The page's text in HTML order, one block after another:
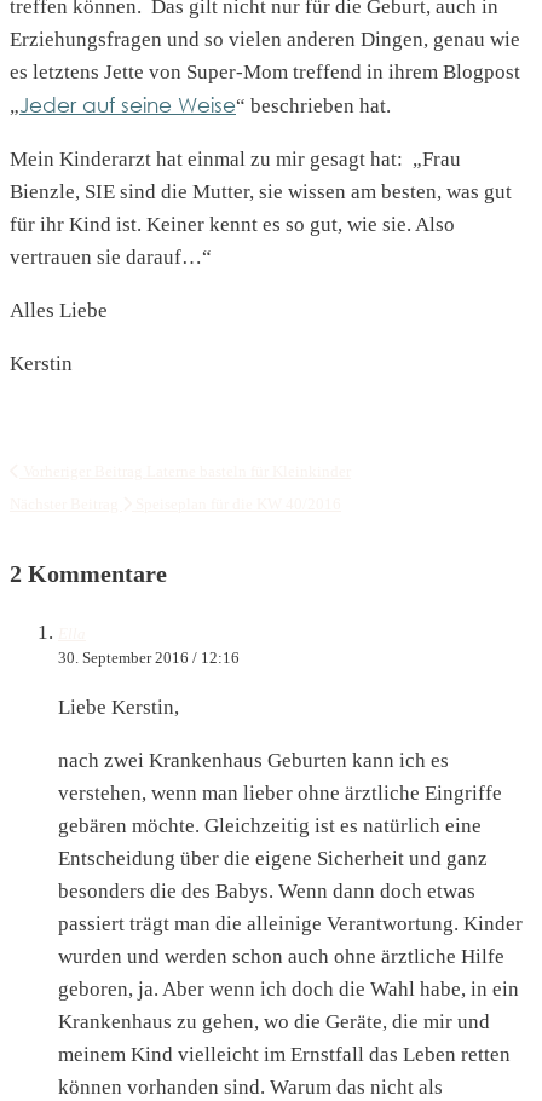
treffen können. Das gilt nicht nur für die Geburt, auch in
Erziehungsfragen und so vielen anderen Dingen, genau wie
es letztens Jette von Super-Mom treffend in ihrem Blogpost
„Jeder auf seine Weise“ beschrieben hat.
Mein Kinderarzt hat einmal zu mir gesagt hat: „Frau
Bienzle, SIE sind die Mutter, sie wissen am besten, was gut
für ihr Kind ist. Keiner kennt es so gut, wie sie. Also
vertrauen sie darauf…“
Alles Liebe
Kerstin
2 Kommentare
30. September 2016 / 12:16
Liebe Kerstin,
nach zwei Krankenhaus Geburten kann ich es
verstehen, wenn man lieber ohne ärztliche Eingriffe
gebären möchte. Gleichzeitig ist es natürlich eine
Entscheidung über die eigene Sicherheit und ganz
besonders die des Babys. Wenn dann doch etwas
passiert trägt man die alleinige Verantwortung. Kinder
wurden und werden schon auch ohne ärztliche Hilfe
geboren, ja. Aber wenn ich doch die Wahl habe, in ein
Krankenhaus zu gehen, wo die Geräte, die mir und
meinem Kind vielleicht im Ernstfall das Leben retten
können vorhanden sind. Warum das nicht als